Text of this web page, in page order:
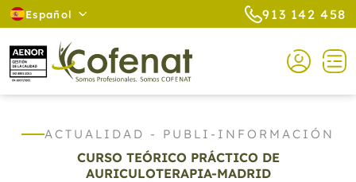
Español 913 142 458
ACTUALIDAD - PUBLI-INFORMACIÓN
CURSO TEÓRICO PRÁCTICO DE
AURICULOTERAPIA-MADRID